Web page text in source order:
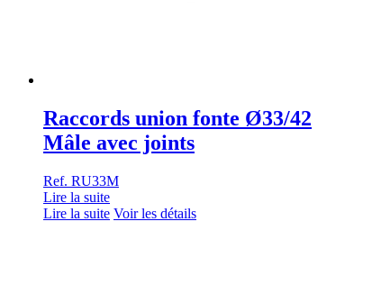
Raccords union fonte Ø33/42
Mâle avec joints
Ref. RU33M
Lire la suite
Lire la suite Voir les détails